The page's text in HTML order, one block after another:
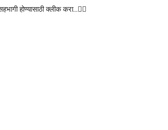
होण्यासाठी क्लीक करा…👆🏻